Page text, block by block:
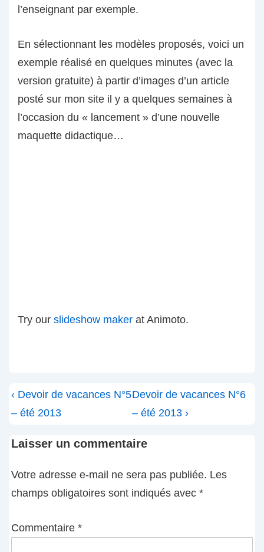
l’enseignant par exemple.
En sélectionnant les modèles proposés, voici un
exemple réalisé en quelques minutes (avec la
version gratuite) à partir d’images d’un article
posté sur mon site il y a quelques semaines à
l’occasion du « lancement » d’une nouvelle
maquette didactique…
Try our slideshow maker at Animoto.
Navigation
de
l’article
Previous
Post
‹ Devoir de vacances N°5
– été 2013
Next
Post
Devoir de vacances N°6
– été 2013 ›
Laisser un commentaire
Votre adresse e-mail ne sera pas publiée. Les
champs obligatoires sont indiqués avec *
Commentaire *